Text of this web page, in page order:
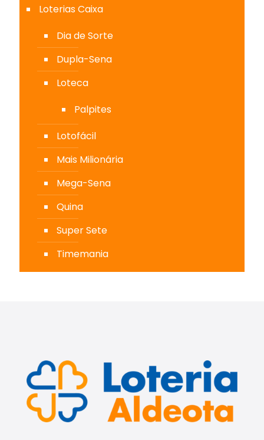
Loterias Caixa
Dia de Sorte
Dupla-Sena
Loteca
Palpites
Lotofácil
Mais Milionária
Mega-Sena
Quina
Super Sete
Timemania